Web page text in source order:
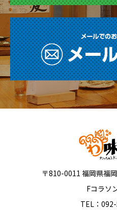
〒810-0011 福岡県福
Fコラソ
TEL：